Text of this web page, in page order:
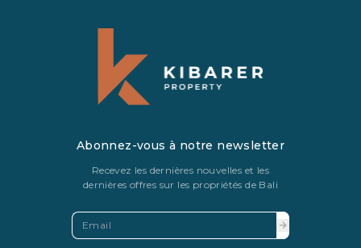
Abonnez-vous à notre newsletter
Recevez les dernières nouvelles et les
dernières offres sur les propriétés de Bali